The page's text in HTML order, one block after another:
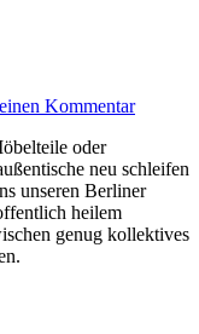
Kommentar
oder
neu schleifen
unseren Berliner
heilem
genug kollektives